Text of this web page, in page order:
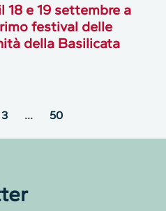
18 e 19 settembre a
festival delle
della Basilicata
3 … 50